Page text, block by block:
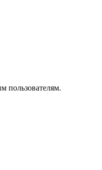
пользователям.